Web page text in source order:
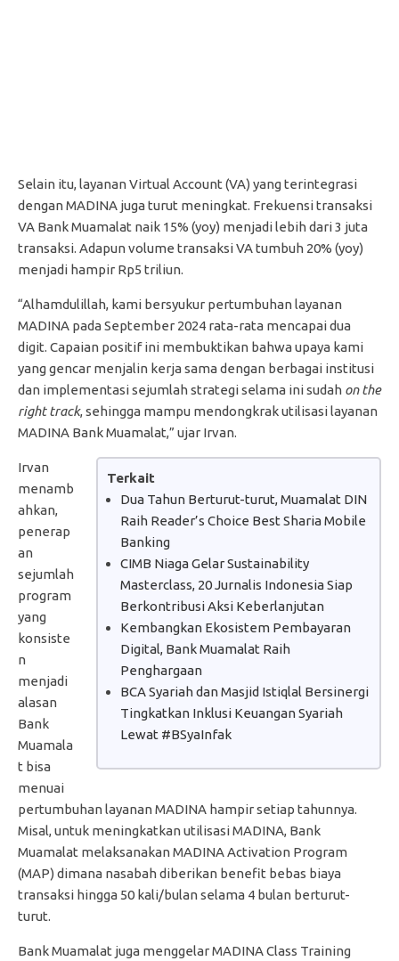
Selain itu, layanan Virtual Account (VA) yang terintegrasi
dengan MADINA juga turut meningkat. Frekuensi transaksi
VA Bank Muamalat naik 15% (yoy) menjadi lebih dari 3 juta
transaksi. Adapun volume transaksi VA tumbuh 20% (yoy)
menjadi hampir Rp5 triliun.
“Alhamdulillah, kami bersyukur pertumbuhan layanan
MADINA pada September 2024 rata-rata mencapai dua
digit. Capaian positif ini membuktikan bahwa upaya kami
yang gencar menjalin kerja sama dengan berbagai institusi
dan implementasi sejumlah strategi selama ini sudah on the
right track, sehingga mampu mendongkrak utilisasi layanan
MADINA Bank Muamalat,” ujar Irvan.
Terkait
Dua Tahun Berturut-turut, Muamalat DIN
Raih Reader’s Choice Best Sharia Mobile
Banking
CIMB Niaga Gelar Sustainability
Masterclass, 20 Jurnalis Indonesia Siap
Berkontribusi Aksi Keberlanjutan
Kembangkan Ekosistem Pembayaran
Digital, Bank Muamalat Raih
Penghargaan
BCA Syariah dan Masjid Istiqlal Bersinergi
Tingkatkan Inklusi Keuangan Syariah
Lewat #BSyaInfak
Irvan
menamb
ahkan,
penerap
an
sejumlah
program
yang
konsiste
n
menjadi
alasan
Bank
Muamala
t bisa
menuai
pertumbuhan layanan MADINA hampir setiap tahunnya.
Misal, untuk meningkatkan utilisasi MADINA, Bank
Muamalat melaksanakan MADINA Activation Program
(MAP) dimana nasabah diberikan benefit bebas biaya
transaksi hingga 50 kali/bulan selama 4 bulan berturut-
turut.
Bank Muamalat juga menggelar MADINA Class Training